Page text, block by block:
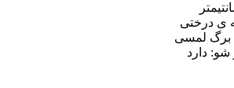
شو: دارد